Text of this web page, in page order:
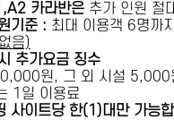
라반은 추가 인원 절
기준 : 최대 이용객 6명까
음)
추가요금 징수
원, 그 외 시설 5,000
1일 이용료
사이트당 한(1)대만 가능